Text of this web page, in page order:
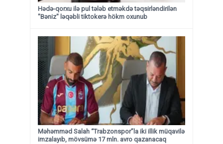
Hədə-qorxu ilə pul tələb etməkdə təqsirləndirilən
"Bəniz" ləqəbli tiktokerə hökm oxunub
Məhəmməd Salah “Trabzonspor”la iki illik müqavilə
imzalayıb, mövsümə 17 mln. avro qazanacaq